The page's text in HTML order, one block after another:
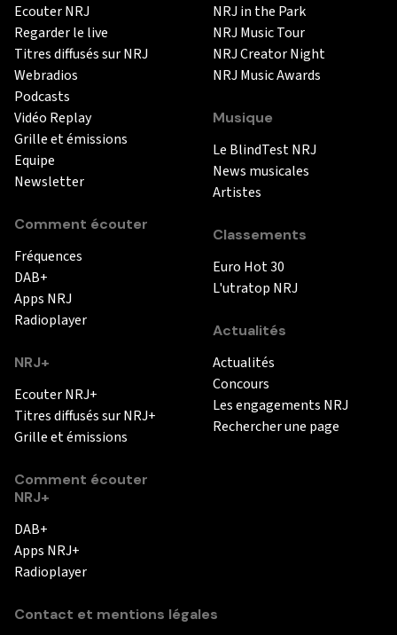
Ecouter NRJ
Regarder le live
Titres diffusés sur NRJ
Webradios
Podcasts
Vidéo Replay
Grille et émissions
Equipe
Newsletter
Comment écouter
Fréquences
DAB+
Apps NRJ
Radioplayer
NRJ+
Ecouter NRJ+
Titres diffusés sur NRJ+
Grille et émissions
Comment écouter
NRJ+
DAB+
Apps NRJ+
Radioplayer
NRJ in the Park
NRJ Music Tour
NRJ Creator Night
NRJ Music Awards
Musique
Le BlindTest NRJ
News musicales
Artistes
Classements
Euro Hot 30
L'utratop NRJ
Actualités
Actualités
Concours
Les engagements NRJ
Rechercher une page
Contact et mentions légales